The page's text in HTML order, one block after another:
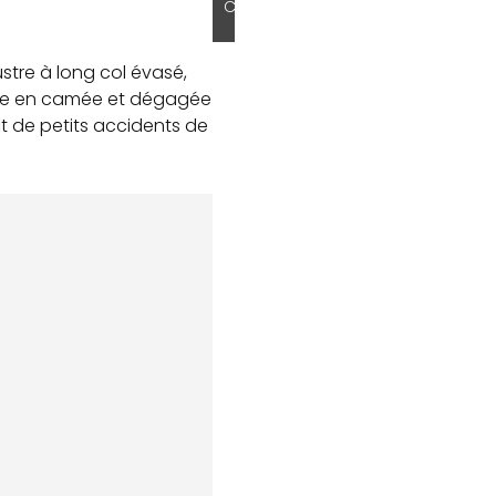
C
à long col évasé,
en camée et dégagée
de petits accidents de